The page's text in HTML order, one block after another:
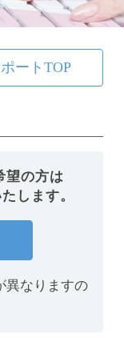
ートTOP
望の方は
します。
異なりますの